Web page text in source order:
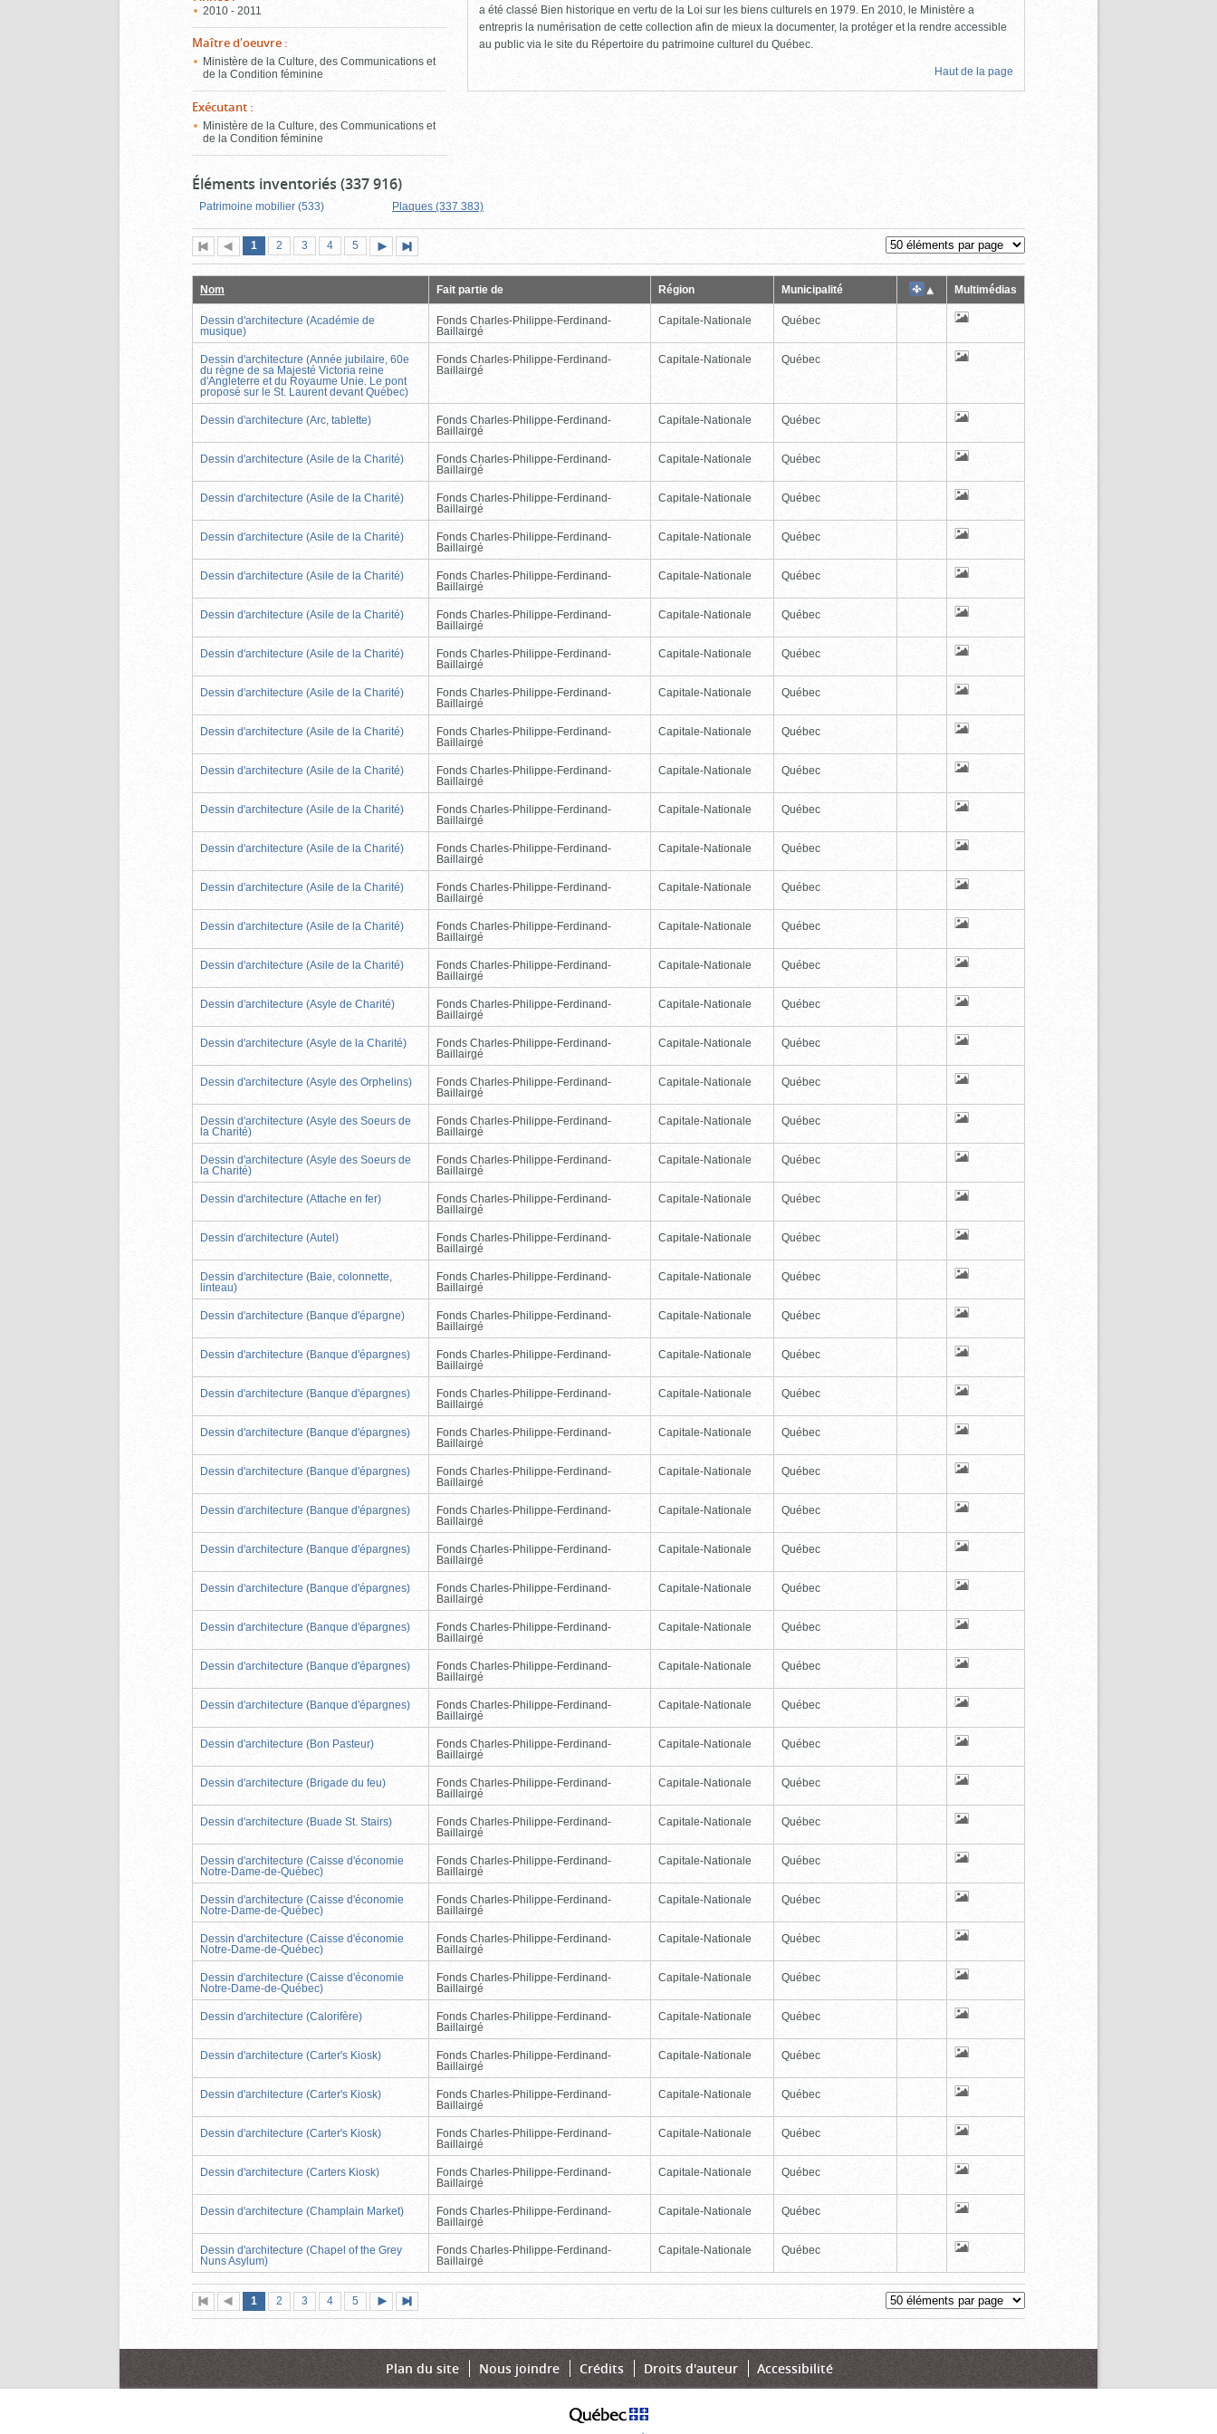
2010 - 2011
Maître d'oeuvre :
Ministère de la Culture, des Communications et
de la Condition féminine
Exécutant :
Ministère de la Culture, des Communications et
de la Condition féminine
a été classé Bien historique en vertu de la Loi sur les biens culturels en 1979. En 2010, le Ministère a
entrepris la numérisation de cette collection afin de mieux la documenter, la protéger et la rendre accessible
au public via le site du Répertoire du patrimoine culturel du Québec.
Haut de la page
Éléments inventoriés (337 916)
Patrimoine mobilier (533) Plaques (337 383)
Première
page
Page
précédente
Page
1 (page
actuelle)
Page
2 Page
3 Page
4 Page
5
suivante
page
Nom Fait partie de Région Municipalité Multimédias
Dessin d'architecture (Académie de
musique)
Fonds Charles-Philippe-Ferdinand-
Baillairgé
Capitale-Nationale Québec
Dessin d'architecture (Année jubilaire, 60e
du règne de sa Majesté Victoria reine
d'Angleterre et du Royaume Unie. Le pont
proposé sur le St. Laurent devant Québec)
Fonds Charles-Philippe-Ferdinand-
Baillairgé
Capitale-Nationale Québec
Dessin d'architecture (Arc, tablette)
Fonds Charles-Philippe-Ferdinand-
Baillairgé
Capitale-Nationale Québec
Dessin d'architecture (Asile de la Charité)
Fonds Charles-Philippe-Ferdinand-
Baillairgé
Capitale-Nationale Québec
Dessin d'architecture (Asile de la Charité)
Fonds Charles-Philippe-Ferdinand-
Baillairgé
Capitale-Nationale Québec
Dessin d'architecture (Asile de la Charité)
Fonds Charles-Philippe-Ferdinand-
Baillairgé
Capitale-Nationale Québec
Dessin d'architecture (Asile de la Charité)
Fonds Charles-Philippe-Ferdinand-
Baillairgé
Capitale-Nationale Québec
Dessin d'architecture (Asile de la Charité)
Fonds Charles-Philippe-Ferdinand-
Baillairgé
Capitale-Nationale Québec
Dessin d'architecture (Asile de la Charité)
Fonds Charles-Philippe-Ferdinand-
Baillairgé
Capitale-Nationale Québec
Dessin d'architecture (Asile de la Charité)
Fonds Charles-Philippe-Ferdinand-
Baillairgé
Capitale-Nationale Québec
Dessin d'architecture (Asile de la Charité)
Fonds Charles-Philippe-Ferdinand-
Baillairgé
Capitale-Nationale Québec
Dessin d'architecture (Asile de la Charité)
Fonds Charles-Philippe-Ferdinand-
Baillairgé
Capitale-Nationale Québec
Dessin d'architecture (Asile de la Charité)
Fonds Charles-Philippe-Ferdinand-
Baillairgé
Capitale-Nationale Québec
Dessin d'architecture (Asile de la Charité)
Fonds Charles-Philippe-Ferdinand-
Baillairgé
Capitale-Nationale Québec
Dessin d'architecture (Asile de la Charité)
Fonds Charles-Philippe-Ferdinand-
Baillairgé
Capitale-Nationale Québec
Dessin d'architecture (Asile de la Charité)
Fonds Charles-Philippe-Ferdinand-
Baillairgé
Capitale-Nationale Québec
Dessin d'architecture (Asile de la Charité)
Fonds Charles-Philippe-Ferdinand-
Baillairgé
Capitale-Nationale Québec
Dessin d'architecture (Asyle de Charité)
Fonds Charles-Philippe-Ferdinand-
Baillairgé
Capitale-Nationale Québec
Dessin d'architecture (Asyle de la Charité)
Fonds Charles-Philippe-Ferdinand-
Baillairgé
Capitale-Nationale Québec
Dessin d'architecture (Asyle des Orphelins)
Fonds Charles-Philippe-Ferdinand-
Baillairgé
Capitale-Nationale Québec
Dessin d'architecture (Asyle des Soeurs de
la Charité)
Fonds Charles-Philippe-Ferdinand-
Baillairgé
Capitale-Nationale Québec
Dessin d'architecture (Asyle des Soeurs de
la Charité)
Fonds Charles-Philippe-Ferdinand-
Baillairgé
Capitale-Nationale Québec
Dessin d'architecture (Attache en fer)
Fonds Charles-Philippe-Ferdinand-
Baillairgé
Capitale-Nationale Québec
Dessin d'architecture (Autel)
Fonds Charles-Philippe-Ferdinand-
Baillairgé
Capitale-Nationale Québec
Dessin d'architecture (Baie, colonnette,
linteau)
Fonds Charles-Philippe-Ferdinand-
Baillairgé
Capitale-Nationale Québec
Dessin d'architecture (Banque d'épargne)
Fonds Charles-Philippe-Ferdinand-
Baillairgé
Capitale-Nationale Québec
Dessin d'architecture (Banque d'épargnes)
Fonds Charles-Philippe-Ferdinand-
Baillairgé
Capitale-Nationale Québec
Dessin d'architecture (Banque d'épargnes)
Fonds Charles-Philippe-Ferdinand-
Baillairgé
Capitale-Nationale Québec
Dessin d'architecture (Banque d'épargnes)
Fonds Charles-Philippe-Ferdinand-
Baillairgé
Capitale-Nationale Québec
Dessin d'architecture (Banque d'épargnes)
Fonds Charles-Philippe-Ferdinand-
Baillairgé
Capitale-Nationale Québec
Dessin d'architecture (Banque d'épargnes)
Fonds Charles-Philippe-Ferdinand-
Baillairgé
Capitale-Nationale Québec
Dessin d'architecture (Banque d'épargnes)
Fonds Charles-Philippe-Ferdinand-
Baillairgé
Capitale-Nationale Québec
Dessin d'architecture (Banque d'épargnes)
Fonds Charles-Philippe-Ferdinand-
Baillairgé
Capitale-Nationale Québec
Dessin d'architecture (Banque d'épargnes)
Fonds Charles-Philippe-Ferdinand-
Baillairgé
Capitale-Nationale Québec
Dessin d'architecture (Banque d'épargnes)
Fonds Charles-Philippe-Ferdinand-
Baillairgé
Capitale-Nationale Québec
Dessin d'architecture (Banque d'épargnes)
Fonds Charles-Philippe-Ferdinand-
Baillairgé
Capitale-Nationale Québec
Dessin d'architecture (Bon Pasteur)
Fonds Charles-Philippe-Ferdinand-
Baillairgé
Capitale-Nationale Québec
Dessin d'architecture (Brigade du feu)
Fonds Charles-Philippe-Ferdinand-
Baillairgé
Capitale-Nationale Québec
Dessin d'architecture (Buade St. Stairs)
Fonds Charles-Philippe-Ferdinand-
Baillairgé
Capitale-Nationale Québec
Dessin d'architecture (Caisse d'économie
Notre-Dame-de-Québec)
Fonds Charles-Philippe-Ferdinand-
Baillairgé
Capitale-Nationale Québec
Dessin d'architecture (Caisse d'économie
Notre-Dame-de-Québec)
Fonds Charles-Philippe-Ferdinand-
Baillairgé
Capitale-Nationale Québec
Dessin d'architecture (Caisse d'économie
Notre-Dame-de-Québec)
Fonds Charles-Philippe-Ferdinand-
Baillairgé
Capitale-Nationale Québec
Dessin d'architecture (Caisse d'économie
Notre-Dame-de-Québec)
Fonds Charles-Philippe-Ferdinand-
Baillairgé
Capitale-Nationale Québec
Dessin d'architecture (Calorifère)
Fonds Charles-Philippe-Ferdinand-
Baillairgé
Capitale-Nationale Québec
Dessin d'architecture (Carter's Kiosk)
Fonds Charles-Philippe-Ferdinand-
Baillairgé
Capitale-Nationale Québec
Dessin d'architecture (Carter's Kiosk)
Fonds Charles-Philippe-Ferdinand-
Baillairgé
Capitale-Nationale Québec
Dessin d'architecture (Carter's Kiosk)
Fonds Charles-Philippe-Ferdinand-
Baillairgé
Capitale-Nationale Québec
Dessin d'architecture (Carters Kiosk)
Fonds Charles-Philippe-Ferdinand-
Baillairgé
Capitale-Nationale Québec
Dessin d'architecture (Champlain Market)
Fonds Charles-Philippe-Ferdinand-
Baillairgé
Capitale-Nationale Québec
Dessin d'architecture (Chapel of the Grey
Nuns Asylum)
Fonds Charles-Philippe-Ferdinand-
Baillairgé
Capitale-Nationale Québec
Première
page
Page
précédente
Page
1 (page
actuelle)
Page
2 Page
3 Page
4 Page
5
suivante
page
Plan du site Nous joindre Crédits Droits d'auteur Accessibilité